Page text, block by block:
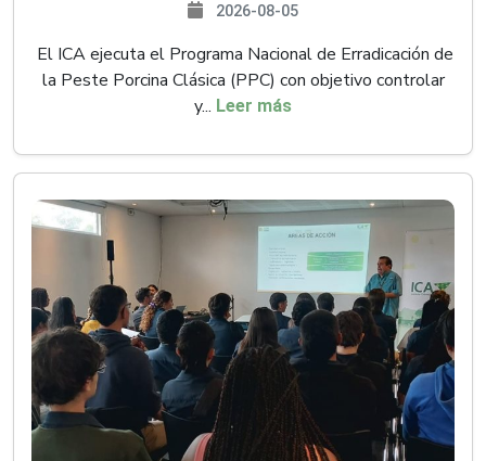
2026-08-05
El ICA ejecuta el Programa Nacional de Erradicación de
la Peste Porcina Clásica (PPC) con objetivo controlar
y... Leer más